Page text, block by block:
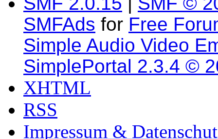
SMFAds for Free
Simple Audio Video
SimplePortal 2.3.4 ©
XHTML
RSS
Impressum &